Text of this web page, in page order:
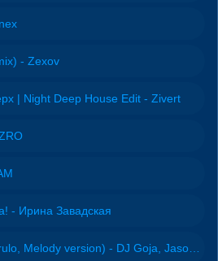
- Zexov
| Night Deep House Edit - Zivert
- Ирина Завадская